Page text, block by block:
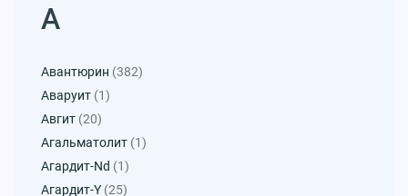
А
Авантюрин (382)
Аваруит (1)
Авгит (20)
Агальматолит (1)
Агардит-Nd (1)
Агардит-Y (25)